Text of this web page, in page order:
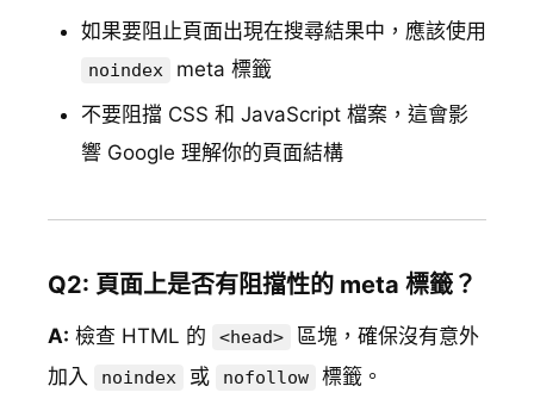
如果要阻止頁面出現在搜尋結果中，應該使用
noindex
meta 標籤
不要阻擋 CSS 和 JavaScript 檔案，這會影
響 Google 理解你的頁面結構
Q2: 頁面上是否有阻擋性的 meta 標籤？
A: 檢查 HTML 的 <head>
區塊，確保沒有意外
加入
noindex 或 nofollow 標籤。